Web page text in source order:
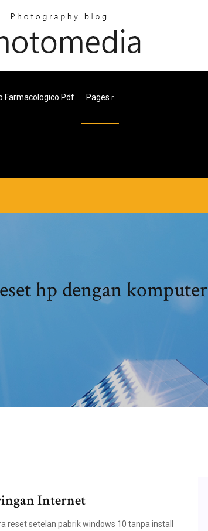
Farmacologico Pdf Pages
hp dengan komputer
Internet
setelan pabrik windows 10 tanpa install